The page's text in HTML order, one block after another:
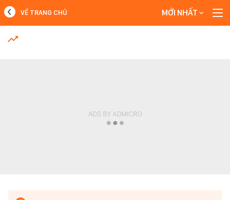
MỚI NHẤT
VỀ TRANG CHỦ MỚI NHẤT